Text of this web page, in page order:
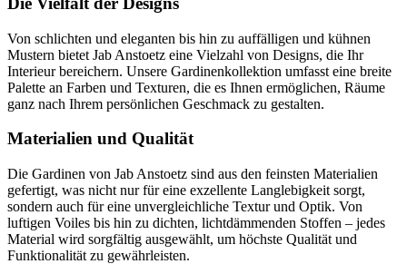
Von schlichten und eleganten bis hin zu auffälligen und kühnen
Mustern bietet Jab Anstoetz eine Vielzahl von Designs, die Ihr
Interieur bereichern. Unsere Gardinenkollektion umfasst eine breite
Palette an Farben und Texturen, die es Ihnen ermöglichen, Räume
ganz nach Ihrem persönlichen Geschmack zu gestalten.
Materialien und Qualität
Die Gardinen von Jab Anstoetz sind aus den feinsten Materialien
gefertigt, was nicht nur für eine exzellente Langlebigkeit sorgt,
sondern auch für eine unvergleichliche Textur und Optik. Von
luftigen Voiles bis hin zu dichten, lichtdämmenden Stoffen – jedes
Material wird sorgfältig ausgewählt, um höchste Qualität und
Funktionalität zu gewährleisten.